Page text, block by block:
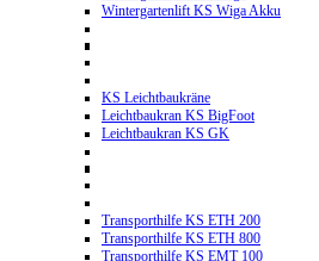
Wintergartenlift KS Wiga Akku
KS Leichtbaukräne
Leichtbaukran KS BigFoot
Leichtbaukran KS GK
Transporthilfe KS ETH 200
Transporthilfe KS ETH 800
Transporthilfe KS EMT 100